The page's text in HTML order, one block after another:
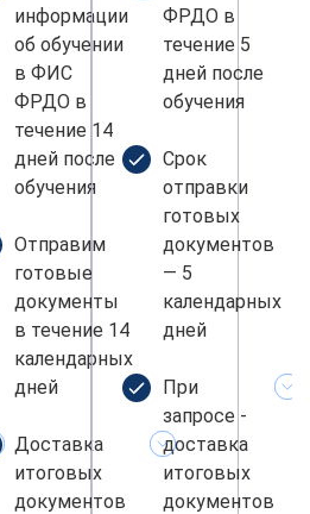
информации
об обучении
в ФИС
ФРДО в
течение 14
дней после
обучения
Отправим
готовые
документы
в течение 14
календарных
дней
Доставка
итоговых
документов
ФРДО в
течение 5
дней после
обучения
Срок
отправки
готовых
документов
— 5
календарных
дней
При
запросе -
доставка
итоговых
документов